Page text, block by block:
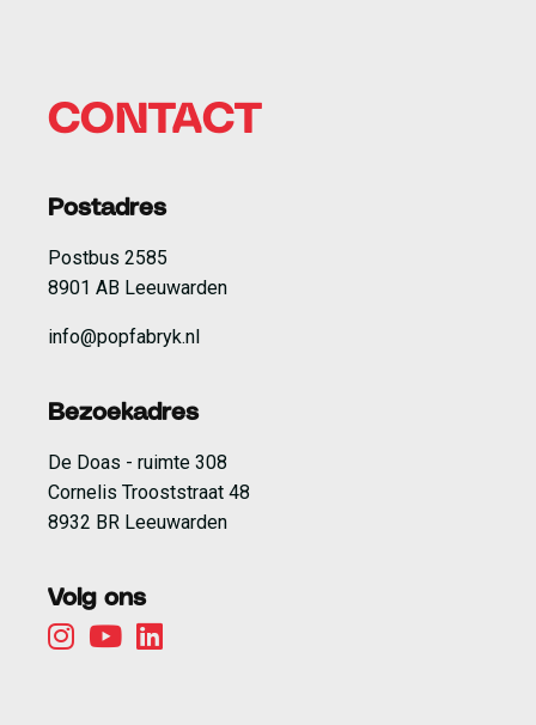
CONTACT
Postadres
Postbus 2585
8901 AB Leeuwarden
info@popfabryk.nl
Bezoekadres
De Doas - ruimte 308
Cornelis Trooststraat 48
8932 BR Leeuwarden
Volg ons